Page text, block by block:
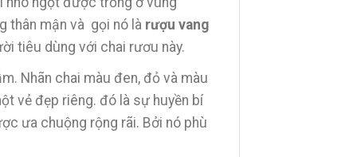
thân mận và gọi nó là rượu vang
tiêu dùng với chai rươu này.
Nhãn chai màu đen, đỏ và màu
vẻ đẹp riêng. đó là sự huyền bí
ưa chuộng rộng rãi. Bởi nó phù